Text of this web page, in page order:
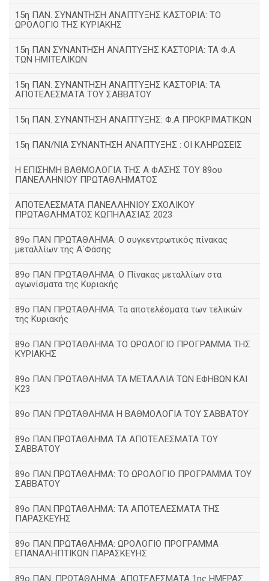
15η ΠΑΝ. ΣΥΝΑΝΤΗΣΗ ΑΝΑΠΤΥΞΗΣ ΚΑΣΤΟΡΙΑ: ΤΟ
ΩΡΟΛΟΓΙΟ ΤΗΣ ΚΥΡΙΑΚΗΣ
15η ΠΑΝ ΣΥΝΑΝΤΗΣΗ ΑΝΑΠΤΥΞΗΣ ΚΑΣΤΟΡΙΑ: ΤΑ Φ.Α
ΤΩΝ ΗΜΙΤΕΛΙΚΩΝ
15η ΠΑΝ. ΣΥΝΑΝΤΗΣΗ ΑΝΑΠΤΥΞΗΣ ΚΑΣΤΟΡΙΑ: ΤΑ
ΑΠΟΤΕΛΕΣΜΑΤΑ ΤΟΥ ΣΑΒΒΑΤΟΥ
15η ΠΑΝ. ΣΥΝΑΝΤΗΣΗ ΑΝΑΠΤΥΞΗΣ: Φ.Α ΠΡΟΚΡΙΜΑΤΙΚΩΝ
15η ΠΑΝ/ΝΙΑ ΣΥΝΑΝΤΗΣΗ ΑΝΑΠΤΥΞΗΣ : ΟΙ ΚΛΗΡΩΣΕΙΣ
Η ΕΠΙΣΗΜΗ ΒΑΘΜΟΛΟΓΙΑ ΤΗΣ Α ΦΑΣΗΣ ΤΟΥ 89ου
ΠΑΝΕΛΛΗΝΙΟΥ ΠΡΩΤΑΘΛΗΜΑΤΟΣ
ΑΠΟΤΕΛΕΣΜΑΤΑ ΠΑΝΕΛΛΗΝΙΟΥ ΣΧΟΛΙΚΟΥ
ΠΡΩΤΑΘΛΗΜΑΤΟΣ ΚΩΠΗΛΑΣΙΑΣ 2023
89ο ΠΑΝ ΠΡΩΤΑΘΛΗΜΑ: Ο συγκεντρωτικός πίνακας
μεταλλίων της Α΄Φάσης
89ο ΠΑΝ ΠΡΩΤΑΘΛΗΜΑ: Ο Πίνακας μεταλλίων στα
αγωνίσματα της Κυριακής
89ο ΠΑΝ ΠΡΩΤΑΘΛΗΜΑ: Τα αποτελέσματα των τελικών
της Κυριακής
89ο ΠΑΝ ΠΡΩΤΑΘΛΗΜΑ ΤΟ ΩΡΟΛΟΓΙΟ ΠΡΟΓΡΑΜΜΑ ΤΗΣ
ΚΥΡΙΑΚΗΣ
89ο ΠΑΝ ΠΡΩΤΑΘΛΗΜΑ ΤΑ ΜΕΤΑΛΛΙΑ ΤΩΝ ΕΦΗΒΩΝ ΚΑΙ
Κ23
89ο ΠΑΝ ΠΡΩΤΑΘΛΗΜΑ Η ΒΑΘΜΟΛΟΓΙΑ ΤΟΥ ΣΑΒΒΑΤΟΥ
89ο ΠΑΝ.ΠΡΩΤΑΘΛΗΜΑ ΤΑ ΑΠΟΤΕΛΕΣΜΑΤΑ ΤΟΥ
ΣΑΒΒΑΤΟΥ
89ο ΠΑΝ.ΠΡΩΤΑΘΛΗΜΑ: ΤΟ ΩΡΟΛΟΓΙΟ ΠΡΟΓΡΑΜΜΑ ΤΟΥ
ΣΑΒΒΑΤΟΥ
89ο ΠΑΝ.ΠΡΩΤΑΘΛΗΜΑ: ΤΑ ΑΠΟΤΕΛΕΣΜΑΤΑ ΤΗΣ
ΠΑΡΑΣΚΕΥΗΣ
89ο ΠΑΝ.ΠΡΩΤΑΘΛΗΜΑ: ΩΡΟΛΟΓΙΟ ΠΡΟΓΡΑΜΜΑ
ΕΠΑΝΑΛΗΠΤΙΚΩΝ ΠΑΡΑΣΚΕΥΗΣ
89ο ΠΑΝ. ΠΡΩΤΑΘΛΗΜΑ: ΑΠΟΤΕΛΕΣΜΑΤΑ 1ης ΗΜΕΡΑΣ